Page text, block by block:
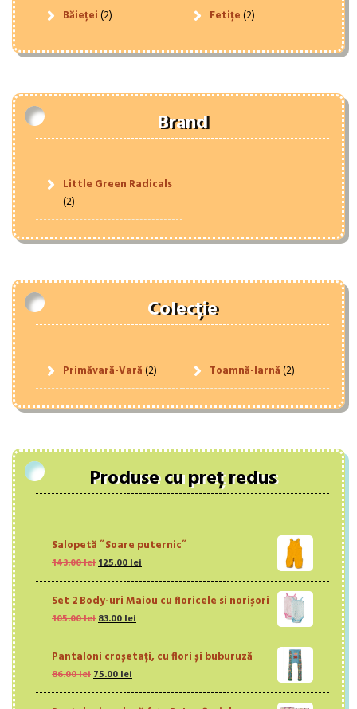
Băieței(2) Fetițe(2)
Brand
Little Green Radicals
(2)
Colecție
Primăvară-Vară(2) Toamnă-Iarnă(2)
Produse cu preț redus
Salopetă ˝Soare puternic˝
143.00lei Prețul
fost:
143.00 lei.
125.00lei
125.00 lei.
Set 2 Body-uri Maiou cu floricele si norișori
105.00lei Prețul
fost:
105.00 lei.
83.00lei
83.00 lei.
Pantaloni croșetați, cu flori și buburuză
86.00lei Prețul
75.00lei